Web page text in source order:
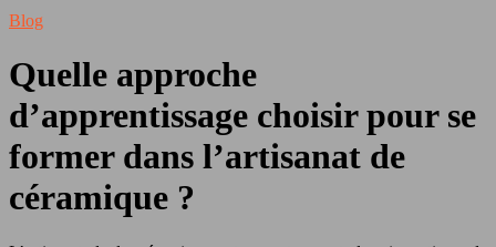
Blog
Quelle approche
d’apprentissage choisir pour se
former dans l’artisanat de
céramique ?